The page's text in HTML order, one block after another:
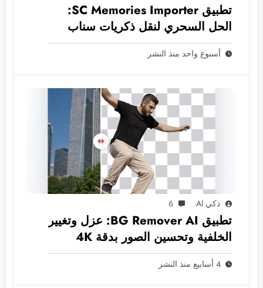
تطبيق SC Memories Importer:
الحل السحري لنقل ذكريات سناب
شات إلى الآي-فون
أسبوع واحد منذ النشر
ذكي AI 6
تطبيق BG Remover AI: عزل وتغيير
الخلفية وتحسين الصور بدقة 4K
بخصوصية تامة
4 أسابيع منذ النشر